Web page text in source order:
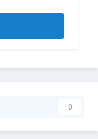
0